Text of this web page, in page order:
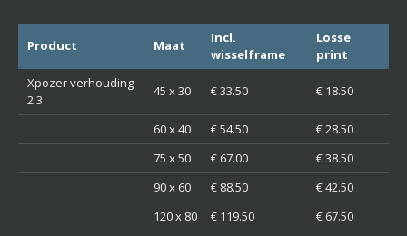
Product Maat
Incl.
wisselframe
Losse
print
Xpozer verhouding
2:3
45 x 30 € 33.50 € 18.50
60 x 40 € 54.50
€ 28.50
75 x 50
€ 67.00
€ 38.50
90 x 60
€ 88.50
€ 42.50
120 x 80
€ 119.50
€ 67.50